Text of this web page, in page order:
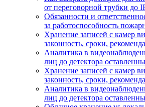
от переговорной трубки до
Обязанности и
за работоспособность
Хранение записей с камер
законность, сроки,
Аналитика в
лиц до детектора
Хранение записей с камер
законность, сроки,
Аналитика в
лиц до детектора